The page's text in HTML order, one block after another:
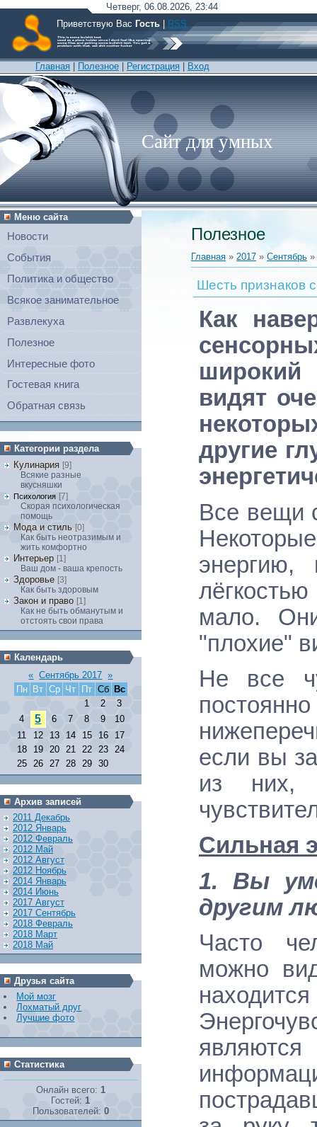
Четверг, 06.08.2026, 23:44
Приветствую Вас Гость RSS
Главная Полезное Регистрация Вход
Сайт для умных
Меню сайта
Новости
События
Политика и общество
Всякое занимательное
Развлекуха
Полезное
Интересные фото
Гостевая книга
Обратная связь
Категории раздела
Кулинария [9]
Всякие разные
вкусняшки
Психология [7]
Скорая психологическая
помощь
Мода и стиль [0]
Как быть неотразимым и
жить комфортно
Интерьер [1]
Ваш дом - ваша крепость
Здоровье [3]
Как быть здоровым
Закон и право [1]
Как не быть обманутым и
отстоять свои права
Календарь
« Сентябрь 2017 »
Пн Вт Ср Чт Пт Сб Вс
1
2
3
4
5 6 7 8 9
10
11
12 13 14 15 16
17
18
19 20 21 22 23 24
25 26 27 28 29 30
Архив записей
2011 Декабрь
2012 Январь
2012 Февраль
2012 Май
2012 Август
2012 Ноябрь
2014 Январь
2014 Июнь
2017 Август
2017 Сентябрь
2018 Февраль
2018 Март
2018 Май
Друзья сайта
Мой мозг
Лохматый друг
Лучшие фото
Статистика
Онлайн всего: 1
Гостей: 1
Пользователей: 0
Полезное
Главная » 2017 » Сентябрь »
Шесть признаков
Как
видят
другие
Все вещи
лёгкостью
мало.
"плохие"
Не все
если вы
из них,
Сильная
1. Вы
другим
Часто
можно